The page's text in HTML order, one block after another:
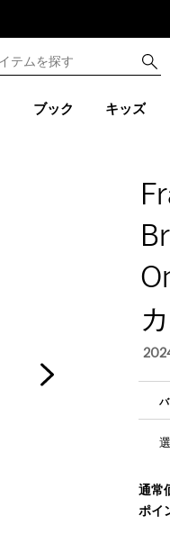
ブック キッズ
通常
ポイ